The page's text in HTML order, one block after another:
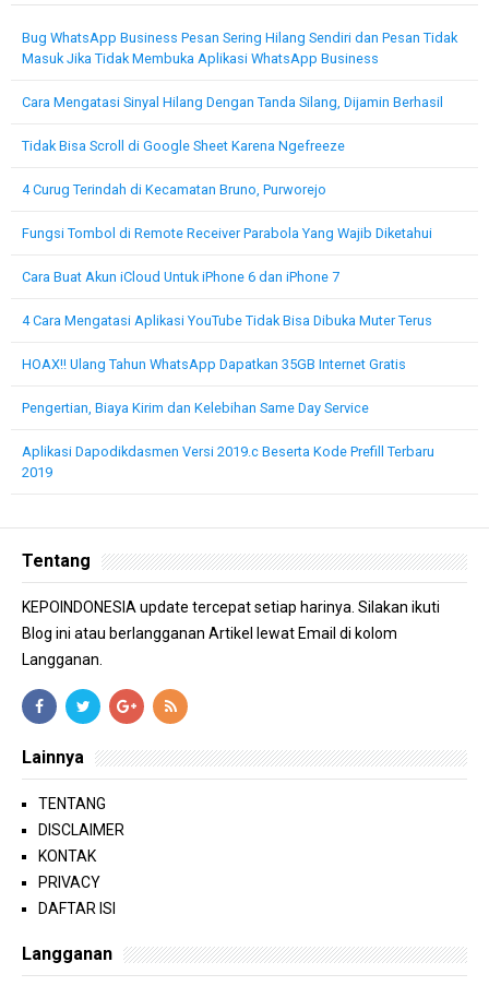
Bug WhatsApp Business Pesan Sering Hilang Sendiri dan Pesan Tidak
Masuk Jika Tidak Membuka Aplikasi WhatsApp Business
Cara Mengatasi Sinyal Hilang Dengan Tanda Silang, Dijamin Berhasil
Tidak Bisa Scroll di Google Sheet Karena Ngefreeze
4 Curug Terindah di Kecamatan Bruno, Purworejo
Fungsi Tombol di Remote Receiver Parabola Yang Wajib Diketahui
Cara Buat Akun iCloud Untuk iPhone 6 dan iPhone 7
4 Cara Mengatasi Aplikasi YouTube Tidak Bisa Dibuka Muter Terus
HOAX!! Ulang Tahun WhatsApp Dapatkan 35GB Internet Gratis
Pengertian, Biaya Kirim dan Kelebihan Same Day Service
Aplikasi Dapodikdasmen Versi 2019.c Beserta Kode Prefill Terbaru
2019
Tentang
KEPOINDONESIA update tercepat setiap harinya. Silakan ikuti
Blog ini atau berlangganan Artikel lewat Email di kolom
Langganan.
Lainnya
TENTANG
DISCLAIMER
KONTAK
PRIVACY
DAFTAR ISI
Langganan